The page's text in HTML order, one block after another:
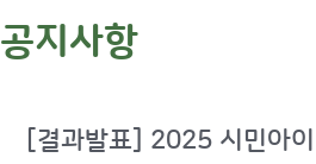
공지사항
[결과발표] 2025 시민아